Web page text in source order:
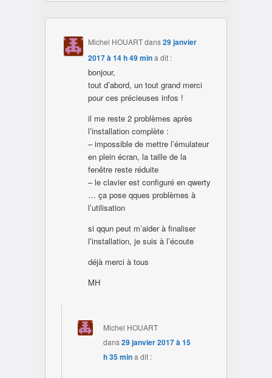
Michel HOUARTdans29 janvier
2017 à 14 h 49 mina dit :
bonjour,
tout d’abord, un tout grand merci
pour ces précieuses infos !
il me reste 2 problèmes après
l’installation complète :
– impossible de mettre l’émulateur
en plein écran, la taille de la
fenêtre reste réduite
– le clavier est configuré en qwerty
… ça pose qques problèmes à
l’utilisation
si qqun peut m’aider à finaliser
l’installation, je suis à l’écoute
déjà merci à tous
MH
Michel HOUART
dans29 janvier 2017 à 15
h 35 mina dit :